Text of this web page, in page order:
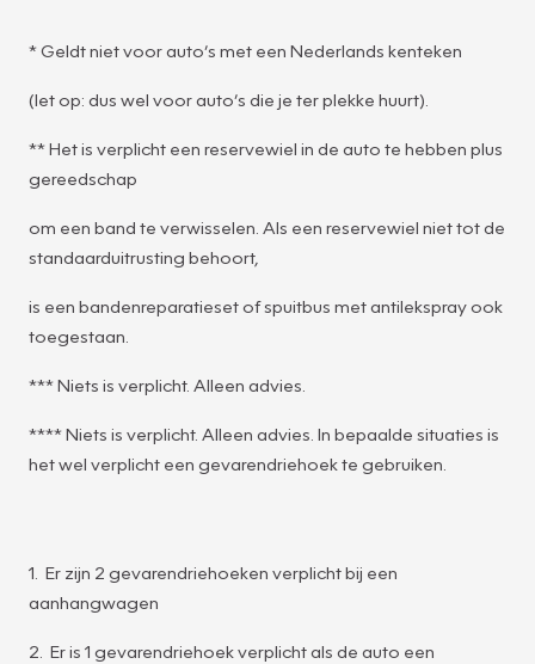
* Geldt niet voor auto’s met een Nederlands kenteken
(let op: dus wel voor auto’s die je ter plekke huurt).
** Het is verplicht een reservewiel in de auto te hebben plus
gereedschap
om een band te verwisselen. Als een reservewiel niet tot de
standaarduitrusting behoort,
is een bandenreparatieset of spuitbus met antilekspray ook
toegestaan.
*** Niets is verplicht. Alleen advies.
**** Niets is verplicht. Alleen advies. In bepaalde situaties is
het wel verplicht een gevarendriehoek te gebruiken.
1. Er zijn 2 gevarendriehoeken verplicht bij een
aanhangwagen
2. Er is 1 gevarendriehoek verplicht als de auto een